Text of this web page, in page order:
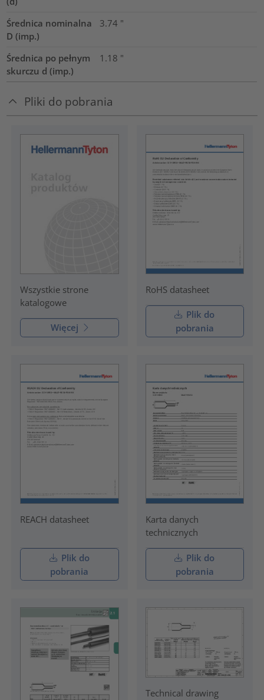
Średnica nominalna
D (imp.)
3.74 "
Średnica po pełnym
skurczu d (imp.)
1.18 "
Pliki do pobrania
Wszystkie strone
katalogowe
Więcej
RoHS datasheet
Plik do
pobrania
REACH datasheet
Plik do
pobrania
Karta danych
technicznych
Plik do
pobrania
Technical drawing